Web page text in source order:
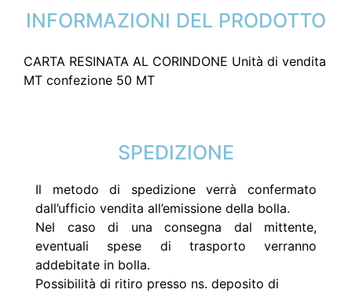
INFORMAZIONI DEL PRODOTTO
CARTA RESINATA AL CORINDONE Unità di vendita
MT confezione 50 MT
SPEDIZIONE
Il metodo di spedizione verrà confermato
dall’ufficio vendita all’emissione della bolla.
Nel caso di una consegna dal mittente,
eventuali spese di trasporto verranno
addebitate in bolla.
Possibilità di ritiro presso ns. deposito di